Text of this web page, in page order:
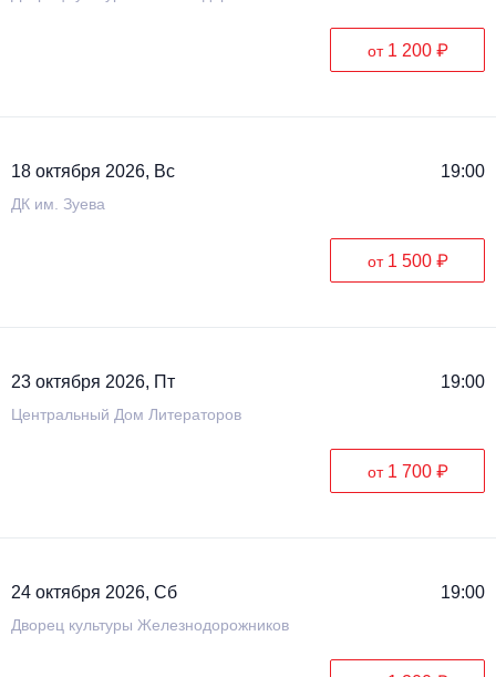
от 1 200 ₽
18 октября 2026, Вс 19:00
ДК им. Зуева
от 1 500 ₽
23 октября 2026, Пт 19:00
Центральный Дом Литераторов
от 1 700 ₽
24 октября 2026, Сб 19:00
Дворец культуры Железнодорожников